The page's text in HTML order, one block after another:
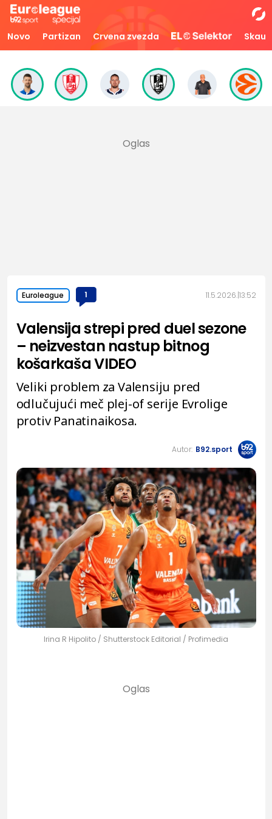
Novo Partizan Crvena zvezda Skaut
Euroleague 1 11.5.2026. 13:52
Valensija strepi pred duel sezone
– neizvestan nastup bitnog
košarkaša VIDEO
Veliki problem za Valensiju pred
odlučujući meč plej-of serije Evrolige
protiv Panatinaikosa.
Autor: B92.sport
Irina R Hipolito / Shutterstock Editorial / Profimedia